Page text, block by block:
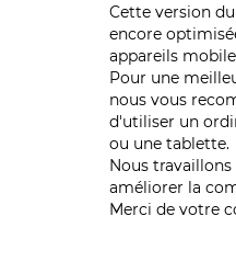
Cette version du
encore
appareils
Pour une
nous vous
d'utiliser un
ou une tablette.
Nous
améliorer la
Merci de votre